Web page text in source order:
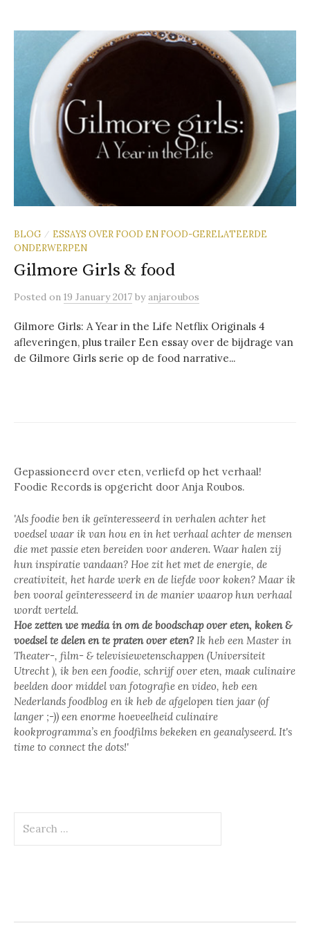
BLOG / ESSAYS OVER FOOD EN FOOD-GERELATEERDE
ONDERWERPEN
Gilmore Girls & food
Posted on 19 January 2017 byanjaroubos
Gilmore Girls: A Year in the Life Netflix Originals 4
afleveringen, plus trailer Een essay over de bijdrage van
de Gilmore Girls serie op de food narrative...
Gepassioneerd over eten, verliefd op het verhaal!
Foodie Records is opgericht door Anja Roubos.
'Als foodie ben ik geïnteresseerd in verhalen achter het
voedsel waar ik van hou en in het verhaal achter de mensen
die met passie eten bereiden voor anderen. Waar halen zij
hun inspiratie vandaan? Hoe zit het met de energie, de
creativiteit, het harde werk en de liefde voor koken? Maar ik
ben vooral geïnteresseerd in de manier waarop hun verhaal
wordt verteld.
Hoe zetten we media in om de boodschap over eten, koken &
voedsel te delen en te praten over eten?Ik heb een Master in
Theater-, film- & televisiewetenschappen (Universiteit
Utrecht ), ik ben een foodie, schrijf over eten, maak culinaire
beelden door middel van fotografie en video, heb een
Nederlands foodblog en ik heb de afgelopen tien jaar (of
langer ;-)) een enorme hoeveelheid culinaire
kookprogramma’s en foodfilms bekeken en geanalyseerd. It's
time to connect the dots!'
for: